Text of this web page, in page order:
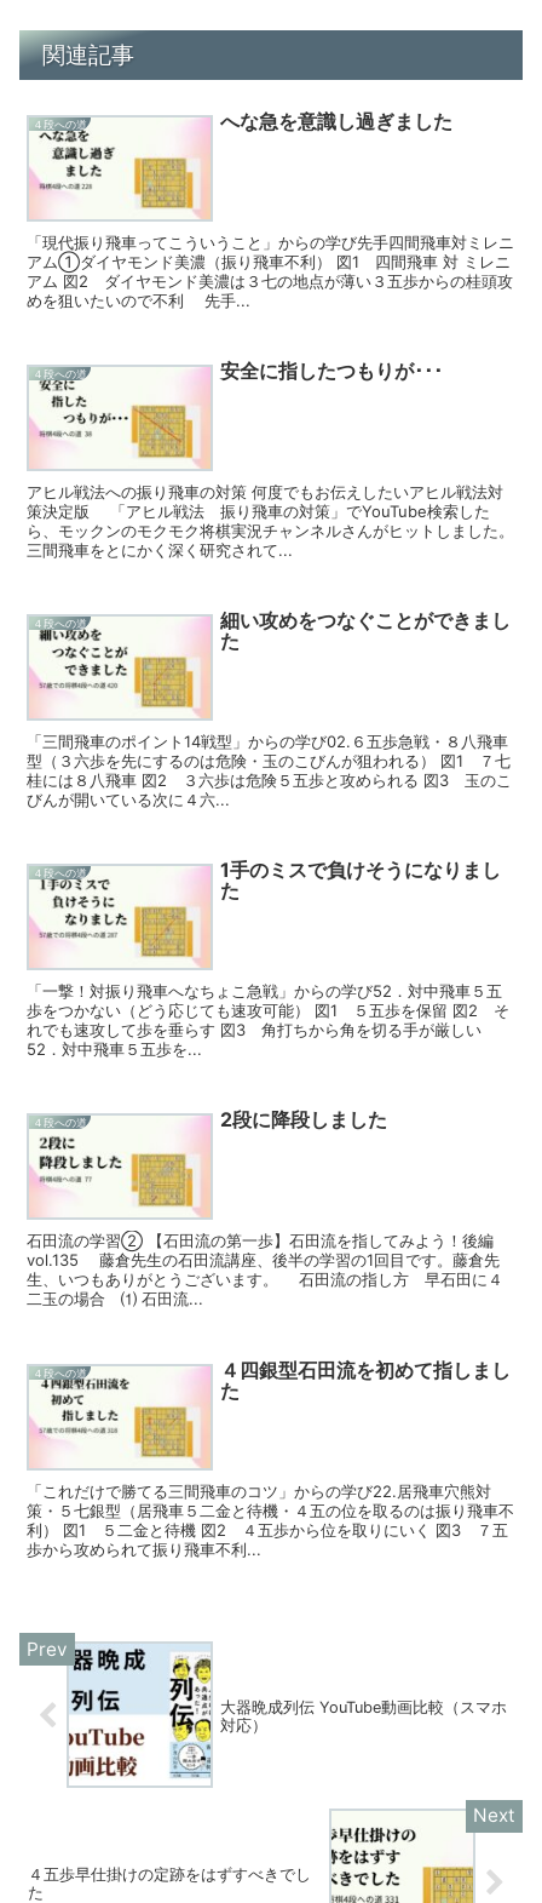
関連記事
４段への道 へな急を意識し過ぎました
「現代振り飛車ってこういうこと」からの学び先手四間飛車対ミレニ
アム①ダイヤモンド美濃（振り飛車不利） 図1 四間飛車 対 ミレニ
アム 図2 ダイヤモンド美濃は３七の地点が薄い３五歩からの桂頭攻
めを狙いたいので不利 先手...
４段への道 安全に指したつもりが･･･
アヒル戦法への振り飛車の対策 何度でもお伝えしたいアヒル戦法対
策決定版 「アヒル戦法 振り飛車の対策」でYouTube検索した
ら、モックンのモクモク将棋実況チャンネルさんがヒットしました。
三間飛車をとにかく深く研究されて...
４段への道
細い攻めをつなぐことができまし
た
「三間飛車のポイント14戦型」からの学び02.６五歩急戦・８八飛車
型（３六歩を先にするのは危険・玉のこびんが狙われる） 図1 ７七
桂には８八飛車 図2 ３六歩は危険５五歩と攻められる 図3 玉のこ
びんが開いている次に４六...
４段への道
1手のミスで負けそうになりまし
た
「一撃！対振り飛車へなちょこ急戦」からの学び52．対中飛車５五
歩をつかない（どう応じても速攻可能） 図1 ５五歩を保留 図2 そ
れでも速攻して歩を垂らす 図3 角打ちから角を切る手が厳しい
52．対中飛車５五歩を...
４段への道 2段に降段しました
石田流の学習② 【石田流の第一歩】石田流を指してみよう！後編
vol.135 藤倉先生の石田流講座、後半の学習の1回目です。藤倉先
生、いつもありがとうございます。 石田流の指し方 早石田に４
二玉の場合 ⑴ 石田流...
４段への道
４四銀型石田流を初めて指しまし
た
「これだけで勝てる三間飛車のコツ」からの学び22.居飛車穴熊対
策・５七銀型（居飛車５二金と待機・４五の位を取るのは振り飛車不
利） 図1 ５二金と待機 図2 ４五歩から位を取りにいく 図3 ７五
歩から攻められて振り飛車不利...
大器晩成列伝 YouTube動画比較（スマホ
対応）
４五歩早仕掛けの定跡をはずすべきでし
た